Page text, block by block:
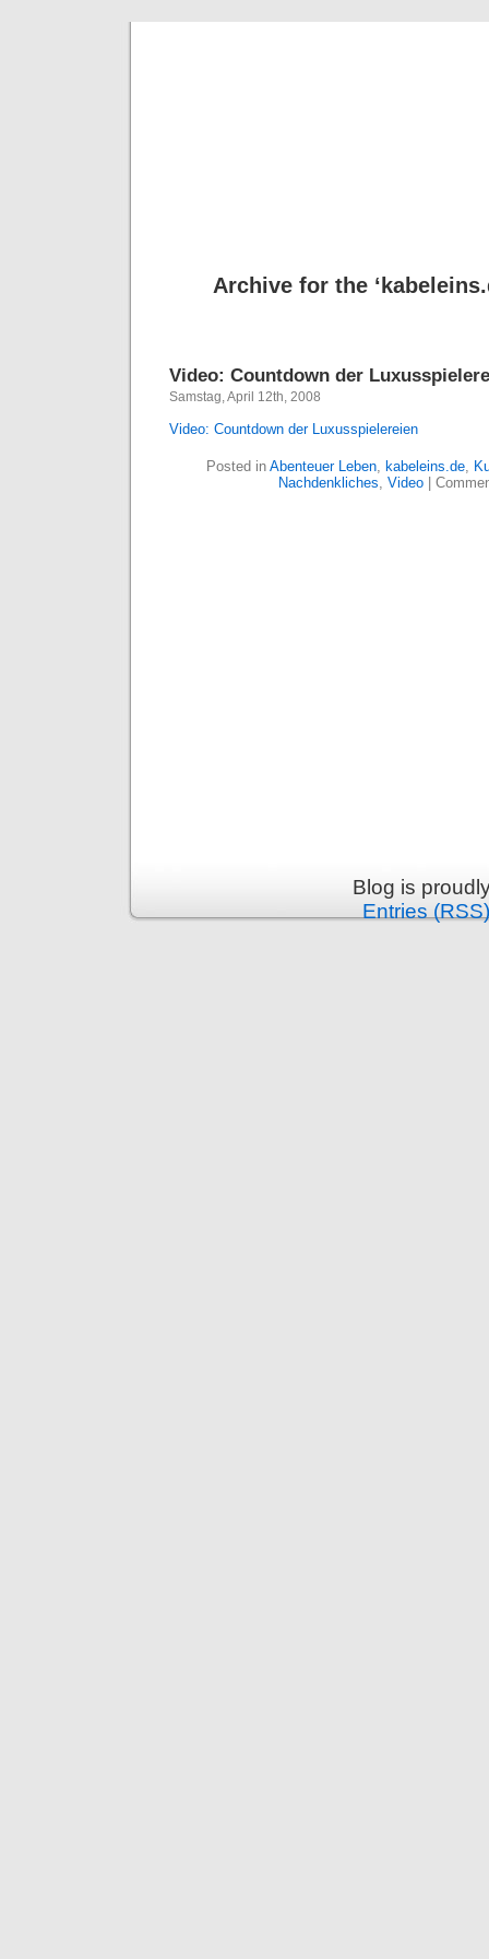
Archive for the
Video: Countdown der
Samstag, April 12th, 2008
Video: Countdown der Luxusspielereien
Posted in Abenteuer Leben, kabeleins.de,
Nachdenkliches, Video|
Blog is
Entries (RSS)